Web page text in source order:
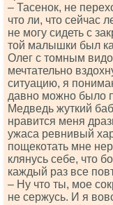
– Тасенок, не
что ли, что сейчас
не могу сидеть с
той малышки был
Олег с томным
мечтательно
ситуацию, я
давно можно было
Медведь жуткий
нравится меня
ужаса ревнивый
пощекотать мне
клянусь себе, что
каждый раз все
– Ну что ты, мое
не сержусь. И я